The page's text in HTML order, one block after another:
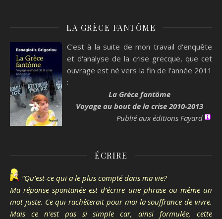
LA GRÈCE FANTÔME
C’est à la suite de mon travail d'enquête
et d'analyse de la crise grecque, que cet
ouvrage est né vers la fin de l’année 2011
:
La Grèce fantôme
Voyage au bout de la crise 2010-2013
Publié aux éditions Fayard
ÉCRIRE
“Qu’est-ce qui a le plus compté dans ma vie?
Ma réponse spontanée est d’écrire une phrase ou même un
mot juste. Ce qui rachèterait pour moi la souffrance de vivre.
Mais ce n’est pas si simple car, ainsi formulée, cette